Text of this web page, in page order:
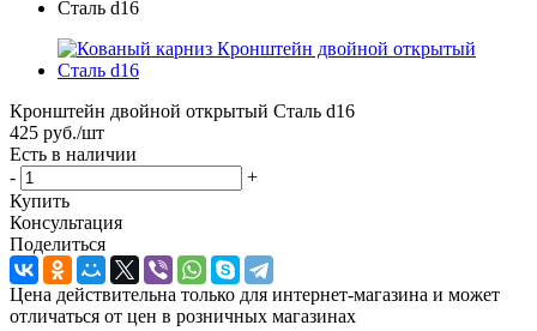
Кронштейн двойной открытый Сталь d16
425 руб./шт
Есть в наличии
-
+
Купить
Консультация
Поделиться
Цена действительна только для интернет-магазина и может
отличаться от цен в розничных магазинах